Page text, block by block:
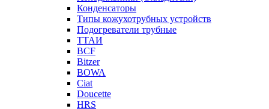
Конденсаторы
Типы кожухотрубных устройств
Подогреватели трубные
ТТАИ
BCF
Bitzer
BOWA
Ciat
Doucette
HRS